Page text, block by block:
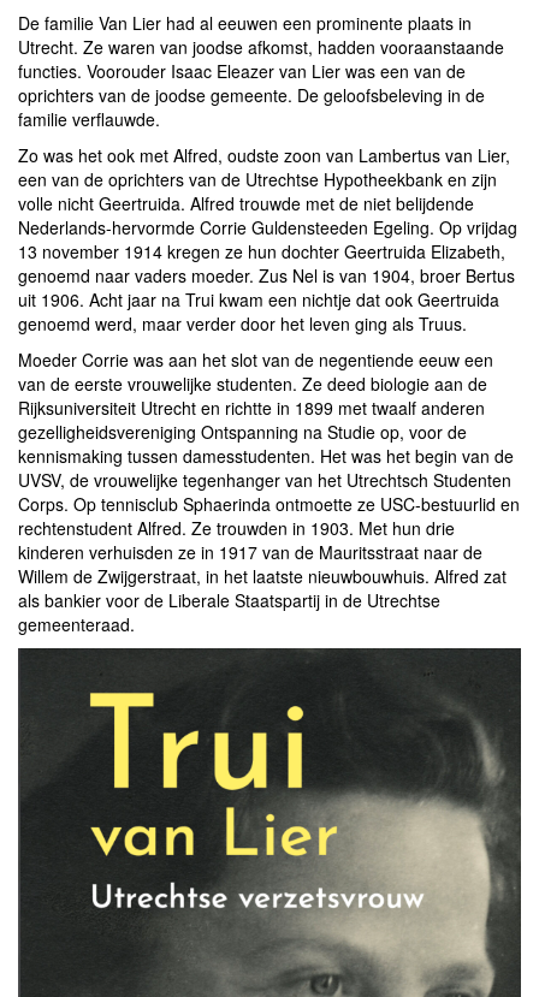
De familie Van Lier had al eeuwen een prominente plaats in
Utrecht. Ze waren van joodse afkomst, hadden vooraanstaande
functies. Voorouder Isaac Eleazer van Lier was een van de
oprichters van de joodse gemeente. De geloofsbeleving in de
familie verflauwde.
Zo was het ook met Alfred, oudste zoon van Lambertus van Lier,
een van de oprichters van de Utrechtse Hypotheekbank en zijn
volle nicht Geertruida. Alfred trouwde met de niet belijdende
Nederlands-hervormde Corrie Guldensteeden Egeling. Op vrijdag
13 november 1914 kregen ze hun dochter Geertruida Elizabeth,
genoemd naar vaders moeder. Zus Nel is van 1904, broer Bertus
uit 1906. Acht jaar na Trui kwam een nichtje dat ook Geertruida
genoemd werd, maar verder door het leven ging als Truus.
Moeder Corrie was aan het slot van de negentiende eeuw een
van de eerste vrouwelijke studenten. Ze deed biologie aan de
Rijksuniversiteit Utrecht en richtte in 1899 met twaalf anderen
gezelligheidsvereniging Ontspanning na Studie op, voor de
kennismaking tussen damesstudenten. Het was het begin van de
UVSV, de vrouwelijke tegenhanger van het Utrechtsch Studenten
Corps. Op tennisclub Sphaerinda ontmoette ze USC-bestuurlid en
rechtenstudent Alfred. Ze trouwden in 1903. Met hun drie
kinderen verhuisden ze in 1917 van de Mauritsstraat naar de
Willem de Zwijgerstraat, in het laatste nieuwbouwhuis. Alfred zat
als bankier voor de Liberale Staatspartij in de Utrechtse
gemeenteraad.